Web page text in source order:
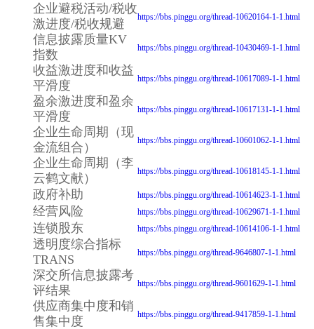
企业避税活动/税收
激进度/税收规避
https://bbs.pinggu.org/thread-10620164-1-1.html
信息披露质量KV
指数
https://bbs.pinggu.org/thread-10430469-1-1.html
收益激进度和收益
平滑度
https://bbs.pinggu.org/thread-10617089-1-1.html
盈余激进度和盈余
平滑度
https://bbs.pinggu.org/thread-10617131-1-1.html
企业生命周期（现
金流组合）
https://bbs.pinggu.org/thread-10601062-1-1.html
企业生命周期（李
云鹤文献）
https://bbs.pinggu.org/thread-10618145-1-1.html
政府补助 https://bbs.pinggu.org/thread-10614623-1-1.html
经营风险 https://bbs.pinggu.org/thread-10629671-1-1.html
连锁股东 https://bbs.pinggu.org/thread-10614106-1-1.html
透明度综合指标
TRANS
https://bbs.pinggu.org/thread-9646807-1-1.html
深交所信息披露考
评结果
https://bbs.pinggu.org/thread-9601629-1-1.html
供应商集中度和销
售集中度
https://bbs.pinggu.org/thread-9417859-1-1.html